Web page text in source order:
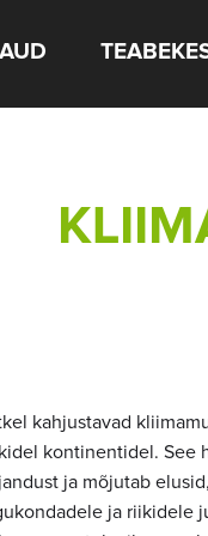
kahjustavad
kontinentidel. See
ja mõjutab
ja riikidele